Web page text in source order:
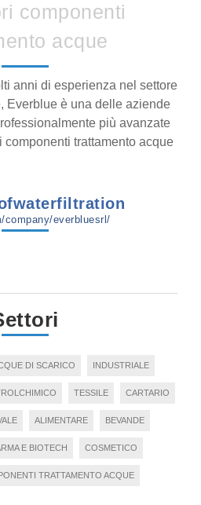
componenti
acque
anni di esperienza nel settore
Everblue è una delle aziende
più avanzate
componenti trattamento acque
company/everbluesrl/
DI SCARICO INDUSTRIALE
TESSILE CARTARIO
ALIMENTARE BEVANDE
E BIOTECH COSMETICO
TRATTAMENTO ACQUE